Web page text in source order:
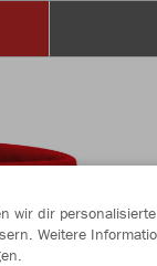
wir dir personalisierte
Weitere